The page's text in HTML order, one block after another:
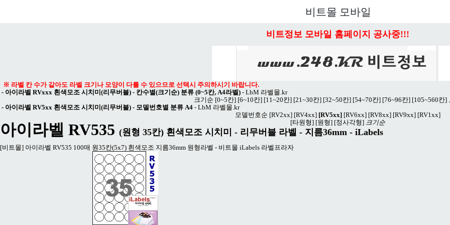
비트몰 모바일
비트정보 모바일 홈페이지 공사중!!!
※ 라벨 칸 수가 같아도 라벨 크기나 모양이 다를 수 있으므로 선택시 주의하시기 바랍니다.
- 아이라벨 RVxxx 흰색모조 시치미(리무버블) - 칸수별(크기순) 분류 (0~5칸, A4라벨) - LbM 라벨몰.kr
크기순 [0~5칸] [6~10칸] [11~20칸] [21~30칸] [32~50칸] [54~70칸] [76~96칸] [105~560칸]
- 아이라벨 RV5xx 흰색모조 시치미(리무버블) - 모델번호별 분류 A4 - LbM 라벨몰.kr
모델번호순 [RV2xx] [RV4xx] [RV5xx] [RV6xx] [RV8xx] [RV9xx] [RV1xx]
[타원형] [원형] [정사각형] 크기순
아이라벨 RV535 (원형 35칸) 흰색모조 시치미 - 리무버블 라벨 - 지름36mm - iLabels
[비트몰] 아이라벨 RV535 100매 원35칸(5x7) 흰색모조 지름36mm 원형라벨 - 비트몰 iLabels 라벨프라자